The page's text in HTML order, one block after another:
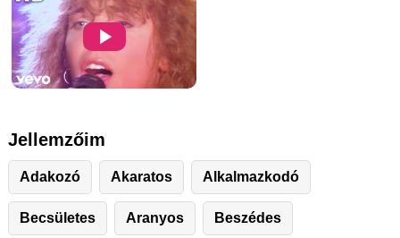
Jellemzőim
Adakozó Akaratos Alkalmazkodó
Becsületes Aranyos Beszédes